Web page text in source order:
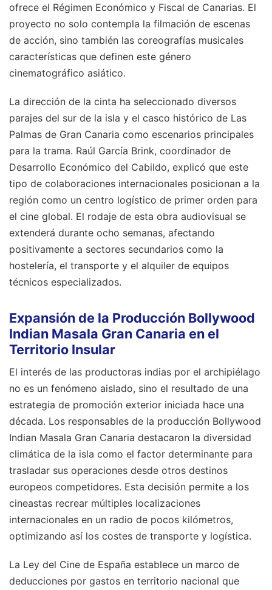
ofrece el Régimen Económico y Fiscal de Canarias. El
proyecto no solo contempla la filmación de escenas
de acción, sino también las coreografías musicales
características que definen este género
cinematográfico asiático.
La dirección de la cinta ha seleccionado diversos
parajes del sur de la isla y el casco histórico de Las
Palmas de Gran Canaria como escenarios principales
para la trama. Raúl García Brink, coordinador de
Desarrollo Económico del Cabildo, explicó que este
tipo de colaboraciones internacionales posicionan a la
región como un centro logístico de primer orden para
el cine global. El rodaje de esta obra audiovisual se
extenderá durante ocho semanas, afectando
positivamente a sectores secundarios como la
hostelería, el transporte y el alquiler de equipos
técnicos especializados.
Expansión de la Producción Bollywood
Indian Masala Gran Canaria en el
Territorio Insular
El interés de las productoras indias por el archipiélago
no es un fenómeno aislado, sino el resultado de una
estrategia de promoción exterior iniciada hace una
década. Los responsables de la producción Bollywood
Indian Masala Gran Canaria destacaron la diversidad
climática de la isla como el factor determinante para
trasladar sus operaciones desde otros destinos
europeos competidores. Esta decisión permite a los
cineastas recrear múltiples localizaciones
internacionales en un radio de pocos kilómetros,
optimizando así los costes de transporte y logística.
La Ley del Cine de España establece un marco de
deducciones por gastos en territorio nacional que